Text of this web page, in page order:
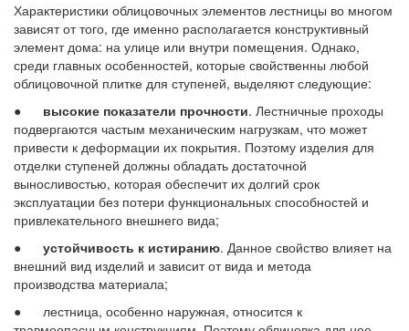
Характеристики облицовочных элементов лестницы во многом
зависят от того, где именно располагается конструктивный
элемент дома: на улице или внутри помещения. Однако,
среди главных особенностей, которые свойственны любой
облицовочной плитке для ступеней, выделяют следующие:
● высокие показатели прочности. Лестничные проходы
подвергаются частым механическим нагрузкам, что может
привести к деформации их покрытия. Поэтому изделия для
отделки ступеней должны обладать достаточной
выносливостью, которая обеспечит их долгий срок
эксплуатации без потери функциональных способностей и
привлекательного внешнего вида;
● устойчивость к истиранию. Данное свойство влияет на
внешний вид изделий и зависит от вида и метода
производства материала;
● лестница, особенно наружная, относится к